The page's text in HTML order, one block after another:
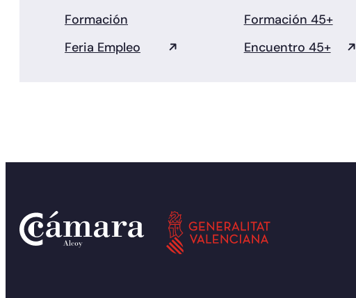
Formación
Feria Empleo
Formación 45+
Encuentro 45+